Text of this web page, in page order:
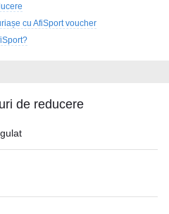
cu AfiSport voucher
de reducere